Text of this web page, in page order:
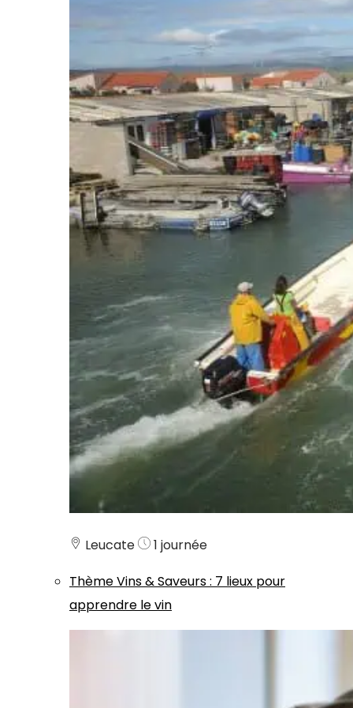
Leucate
1 journée
ThèmeVins & Saveurs: 7 lieux pour
apprendre le vin